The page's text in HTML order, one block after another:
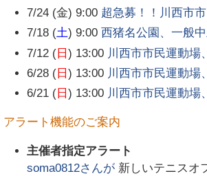
7/24 (金) 9:00 超急募！！川西市
7/18 (土) 9:00 西猪名公園、一般
7/12 (日 ) 13:00 川西市市民運動場
6/28 (日 ) 13:00 川西市市民運動場
6/21 (日 ) 13:00 川西市市民運動場
アラート機能のご案内
主催者指定アラート
soma0812さんが 新しいテニスオ